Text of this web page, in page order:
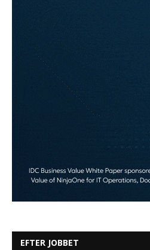
EFTER JOBBET